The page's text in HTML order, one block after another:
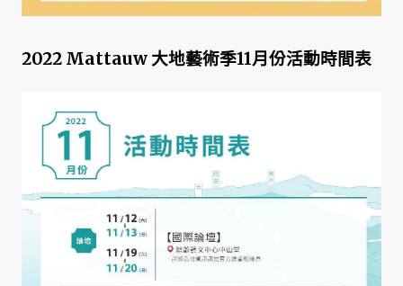
2022 Mattauw 大地藝術季11月份活動時間表